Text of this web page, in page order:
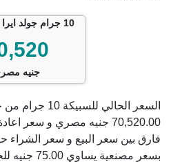
10 جرام جولد ايرا Gold Era
جنيه